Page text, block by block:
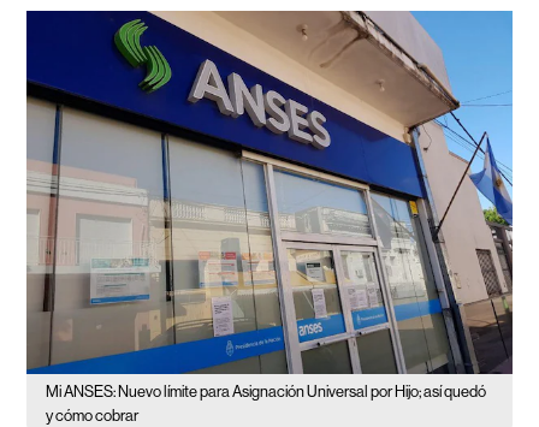
Mi ANSES: Nuevo límite para Asignación Universal por Hijo; así quedó
y cómo cobrar